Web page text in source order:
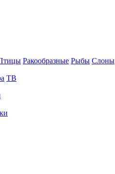
Ракообразные Рыбы Слоны
ТВ